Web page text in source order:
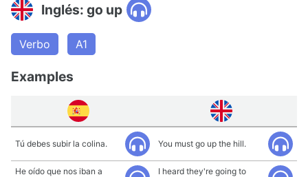
Inglés: go up
Verbo A1
Examples
Tú debes subir la colina. You must go up the hill.
He oído que nos iban a
I heard they're going to